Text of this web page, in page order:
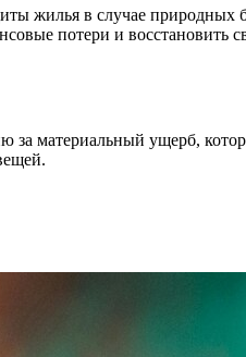
жилья в случае
потери и
за материальный ущерб,